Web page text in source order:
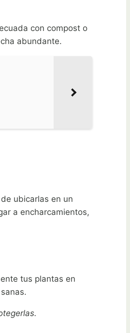
con compost o
abundante.
ubicarlas en un
a encharcamientos,
tus plantas en